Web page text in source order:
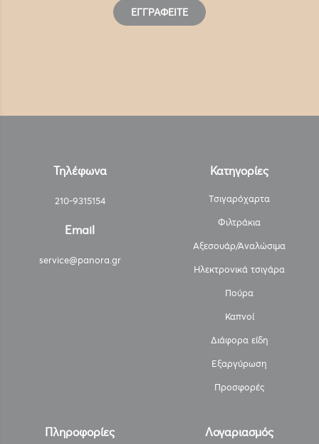
ΕΓΓΡΑΦΕΊΤΕ
Τηλέφωνα
210-9315154
Email
service@panora.gr
Κατηγορίες
Τσιγαρόχαρτα
Φιλτράκια
Αξεσουάρ/Αναλώσιμα
Ηλεκτρονικά τσιγάρα
Πούρα
Καπνοί
Διάφορα είδη
Εξαργύρωση
Προσφορές
Πληροφορίες Λογαριασμός